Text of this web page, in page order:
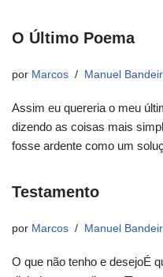
O Último Poema
por Marcos Manuel
Assim eu quereria o meu
dizendo as coisas mais
fosse ardente como um
Testamento
por Marcos Manuel
O que não tenho e desejoÉ